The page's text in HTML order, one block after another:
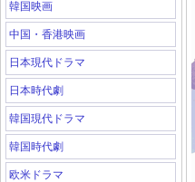
韓国映画
中国・香港映画
日本現代ドラマ
日本時代劇
韓国現代ドラマ
韓国時代劇
欧米ドラマ